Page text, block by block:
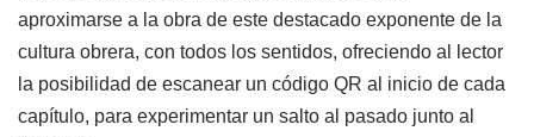
aproximarse a la obra de este destacado exponente de la
cultura obrera, con todos los sentidos, ofreciendo al lector
la posibilidad de escanear un código QR al inicio de cada
capítulo, para experimentar un salto al pasado junto al